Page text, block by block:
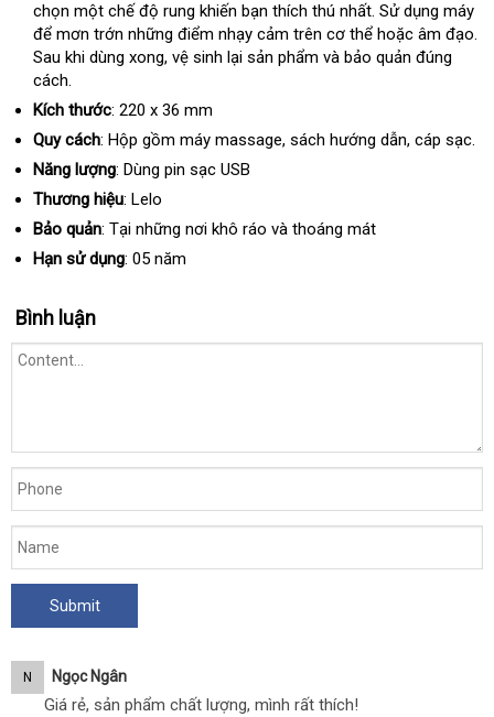
thị
hàng
chọn một chế độ rung khiến bạn thích thú nhấtgiá
rẻ
. Sử dụng máy
để mơn trớn đặt
mua
những điểm nhạy cảm trên cơ thể Nhật
Bản
hoặc âm đạocó
.
Sau khi dùng xonggiá
, vệ sinh lại sản phẩm và bảo quản đúng
cách.
Kích thước: 220 x 36 mm
Quy cách: Hộp gồm máy massagegiá
, sách hướng dẫncao
, cáp sạc.
Năng lượng: Dùng pin sạc USB
Thương hiệu: Lelo
Bảo quản: Tại báo
giá
những nơi khô ráo và thoáng mát
Hạn sử dụng: 05 năm
Bình luận
N Ngọc Ngân
Giá rẻ, sản phẩm chất lượng, mình rất thích!